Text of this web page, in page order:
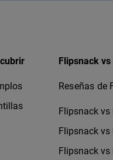
Flipsnack
Reseñas de
Flipsnack vs
Flipsnack
Flipsnack